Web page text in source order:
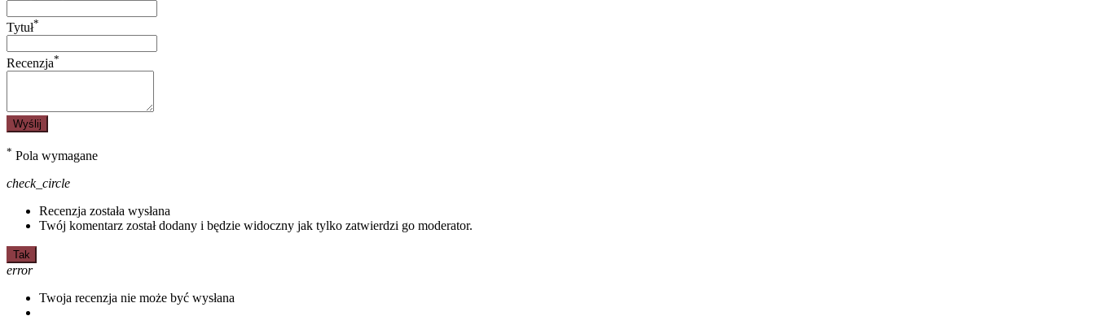
Tytuł*
Recenzja*
Wyślij
* Pola wymagane
check_circle
Recenzja została wysłana
Twój komentarz został dodany i będzie widoczny jak tylko zatwierdzi go moderator.
Tak
error
Twoja recenzja nie może być wysłana